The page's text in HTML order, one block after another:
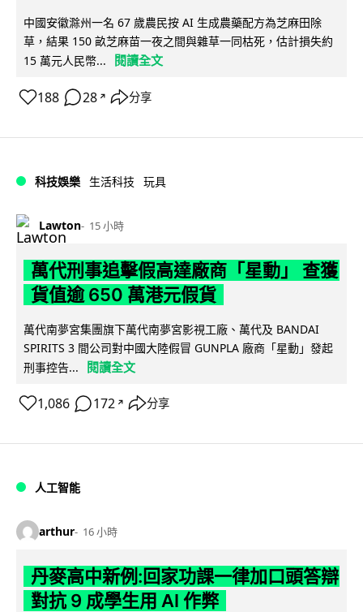
中國安徽滁州一名 67 歲農民按 AI 生成農藥配方為芝麻田除
草，結果 150 畝芝麻苗一夜之間與雜草一同枯死，估計損失約
15 萬元人民幣...
閱讀全文
188 28 ↗ 分享
科技娛樂 生活科技 玩具
Lawton 15 小時
萬代刑事追擊假高達廠商「星動」 查獲
貨值逾 650 萬港元假貨
萬代南夢宮集團旗下萬代南夢宮影視工廠、萬代及 BANDAI
SPIRITS 3 間公司對中國大陸假冒 GUNPLA 廠商「星動」發起
刑事控告...
閱讀全文
1,086 172 ↗ 分享
人工智能
arthur 16 小時
丹麥高中新例:回家功課一律加口頭答辯
對抗 9 成學生用 AI 作弊